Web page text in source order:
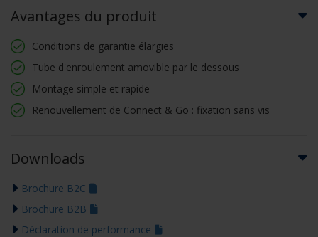
Avantages du produit
Conditions de garantie élargies
Tube d'enroulement amovible par le dessous
Montage simple et rapide
Renouvellement de Connect & Go : fixation sans vis
Downloads
Brochure B2C
Brochure B2B
Déclaration de performance